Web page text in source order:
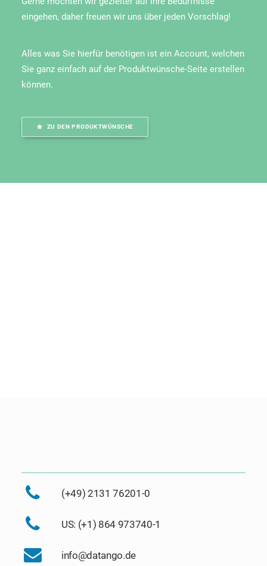
eingehen, daher freuen wir uns über jeden Vorschlag!
Alles was Sie hierfür benötigen ist ein Account, welchen
Sie ganz einfach auf der Produktwünsche-Seite erstellen
können.
ZU DEN PRODUKTWÜNSCHE
(+49) 2131 76201-0
US: (+1) 864 973740-1
info@datango.de